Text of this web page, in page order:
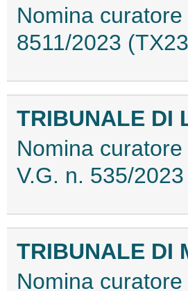
Nomina
8511/2023
TRIBUNALE DI
Nomina
V.G. n. 535/
TRIBUNALE DI
Nomina